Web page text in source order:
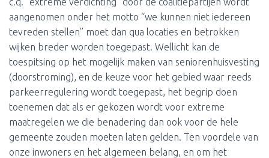
aangenomen onder het motto “we kunnen niet iedereen
tevreden stellen” moet dan qua locaties en betrokken
wijken breder worden toegepast. Wellicht kan de
toespitsing op het mogelijk maken van seniorenhuisvesting
(doorstroming), en de keuze voor het gebied waar reeds
parkeerregulering wordt toegepast, het begrip doen
toenemen dat als er gekozen wordt voor extreme
maatregelen we die benadering dan ook voor de hele
gemeente zouden moeten laten gelden. Ten voordele van
onze inwoners en het algemeen belang, en om het